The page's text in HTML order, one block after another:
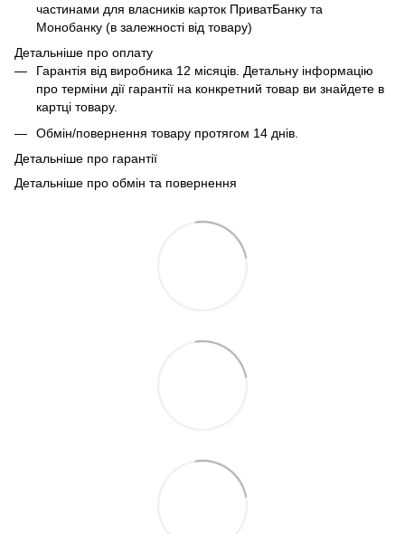
частинами для власників карток ПриватБанку та
Монобанку (в залежності від товару)
Детальніше про оплату
Гарантія від виробника 12 місяців. Детальну інформацію
про терміни дії гарантії на конкретний товар ви знайдете в
картці товару.
Обмін/повернення товару протягом 14 днів.
Детальніше про гарантії
Детальніше про обмін та повернення